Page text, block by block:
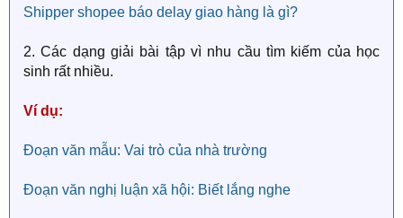
Shipper shopee báo delay giao hàng là gì?
2. Các dạng giải bài tập vì nhu cầu tìm kiếm của học
sinh rất nhiều.
Ví dụ:
Đoạn văn mẫu: Vai trò của nhà trường
Đoạn văn nghị luận xã hội: Biết lắng nghe